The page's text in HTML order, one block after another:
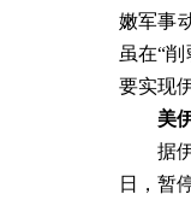
嫩军事
虽在“削
要实现
美
据
日，暂